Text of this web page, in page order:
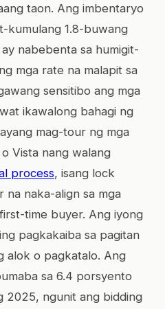
taon. Ang imbentaryo
kumulang 1.8-buwang
nabebenta sa humigit-
mga rate na malapit sa
sensitibo ang mga
ikawalong bahagi ng
mag-tour ng mga
Vista nang walang
process, isang lock
na naka-align sa mga
time buyer. Ang iyong
pagkakaiba sa pagitan
alok o pagkatalo. Ang
sa 6.4 porsyento
2025, ngunit ang bidding